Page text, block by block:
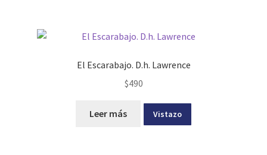
El Escarabajo. D.h. Lawrence
$490
Leer más Vistazo